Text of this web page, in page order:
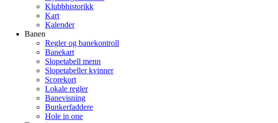
Klubbhistorikk
Kart
Kalender
Banen
Regler og banekontroll
Banekart
Slopetabell menn
Slopetabeller kvinner
Scorekort
Lokale regler
Banevisning
Bunkerfaddere
Hole in one